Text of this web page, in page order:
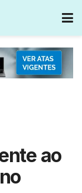
ao